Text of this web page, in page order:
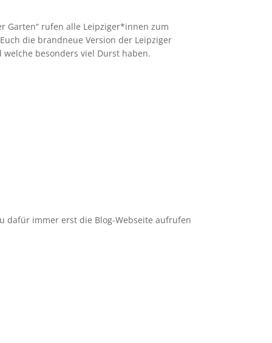
Garten“ rufen alle Leipziger*innen zum
die brandneue Version der Leipziger
besonders viel Durst haben.
dafür immer erst die Blog-Webseite aufrufen